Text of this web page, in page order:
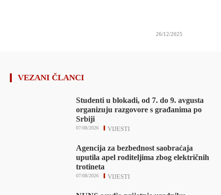
26/12/2025
VEZANI ČLANCI
Studenti u blokadi, od 7. do 9. avgusta
organizuju razgovore s građanima po
Srbiji
VIJESTI
07/08/2026
Agencija za bezbednost saobraćaja
uputila apel roditeljima zbog električnih
trotineta
VIJESTI
07/08/2026